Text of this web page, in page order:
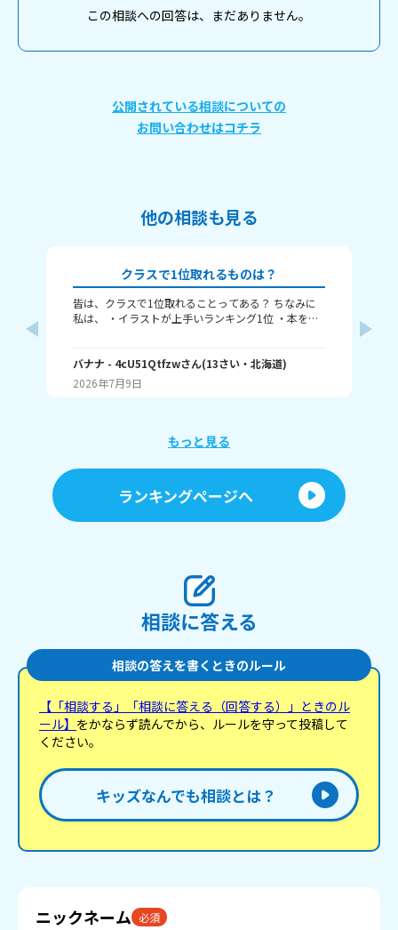
この相談への回答は、まだありません。
公開されている相談についての
お問い合わせはコチラ
他の相談も見る
クラスで1位取れるものは？
皆は、クラスで1位取れることってある？ ちなみに
私は、 ・イラストが上手いランキング1位 ・本を読
ングで1位取れる？ 書いてくれたら嬉しいです！ じ
ゃね。
バナナ - 4cU51Qtfzwさん(13さい・ 北海道)
2026年7月9日
もっと見る
ランキングページへ
相談に答える
相談の答えを書くときのルール
【「相談する」「相談に答える（回答する）」ときのル
ール】 をかならず読んでから、ルールを守って投稿して
ください。
キッズなんでも相談とは？
ニックネーム 必須